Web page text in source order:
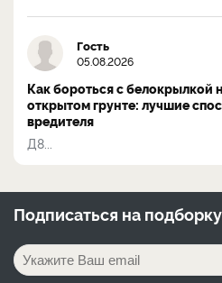
Гость
05.08.2026
Как бороться с белокрылкой
открытом грунте: лучшие
вредителя
Д8...
Подписаться на